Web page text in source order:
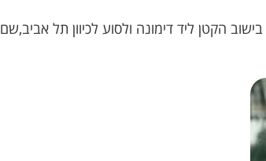
בישוב הקטן ליד דימונה ולסוע לכיוון תל אביב,שם